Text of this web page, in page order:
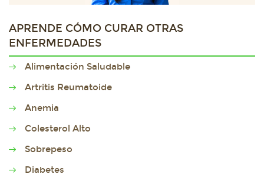
APRENDE CÓMO CURAR OTRAS
ENFERMEDADES
Alimentación Saludable
Artritis Reumatoide
Anemia
Colesterol Alto
Sobrepeso
Diabetes